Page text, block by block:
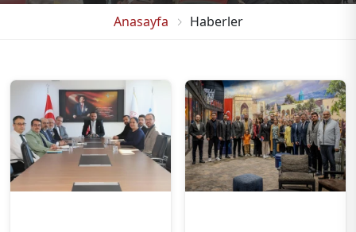
Anasayfa Haberler